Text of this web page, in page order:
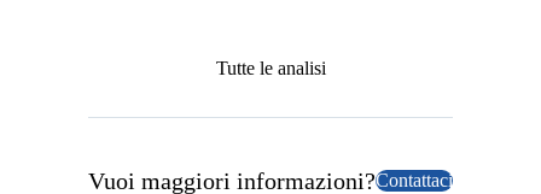
Tutte le analisi
Vuoi maggiori informazioni?Contattaci